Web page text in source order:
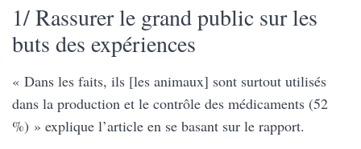
1/ Rassurer le grand public sur les
buts des expériences
« Dans les faits, ils [les animaux] sont surtout utilisés
dans la production et le contrôle des médicaments (52
%) » explique l’article en se basant sur le rapport.